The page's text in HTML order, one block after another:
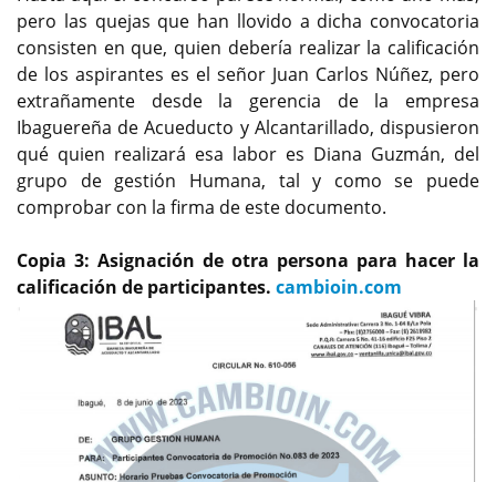
pero las quejas que han llovido a dicha convocatoria
consisten en que, quien debería realizar la calificación
de los aspirantes es el señor Juan Carlos Núñez, pero
extrañamente desde la gerencia de la empresa
Ibaguereña de Acueducto y Alcantarillado, dispusieron
qué quien realizará esa labor es Diana Guzmán, del
grupo de gestión Humana, tal y como se puede
comprobar con la firma de este documento.
Copia 3: Asignación de otra persona para hacer la
calificación de participantes. cambioin.com